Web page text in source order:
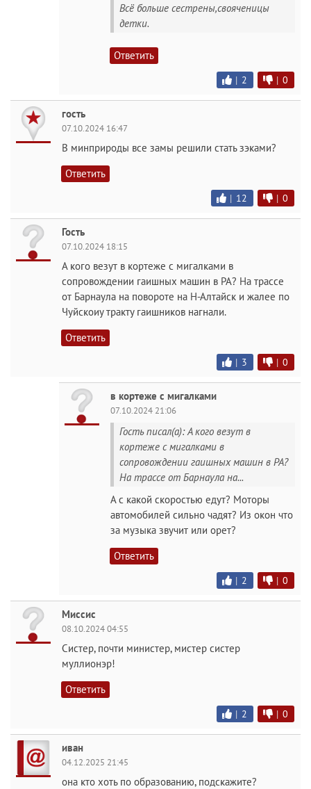
Всё больше сестрены,свояченицы
детки.
Ответить
| 2 | 0
гость
07.10.2024 16:47
В минприроды все замы решили стать зэками?
Ответить
| 12 | 0
Гость
07.10.2024 18:15
А кого везут в кортеже с мигалками в
сопровождении гаишных машин в РА? На трассе
от Барнаула на повороте на Н-Алтайск и жалее по
Чуйскоиу тракту гаишников нагнали.
Ответить
| 3 | 0
в кортеже с мигалками
07.10.2024 21:06
Гость писал(а): А кого везут в
кортеже с мигалками в
сопровождении гаишных машин в РА?
На трассе от Барнаула на...
А с какой скоростью едут? Моторы
автомобилей сильно чадят? Из окон что
за музыка звучит или орет?
Ответить
| 2 | 0
Миссис
08.10.2024 04:55
Систер, почти министер, мистер систер
муллионэр!
Ответить
| 2 | 0
иван
04.12.2025 21:45
она кто хоть по образованию, подскажите?